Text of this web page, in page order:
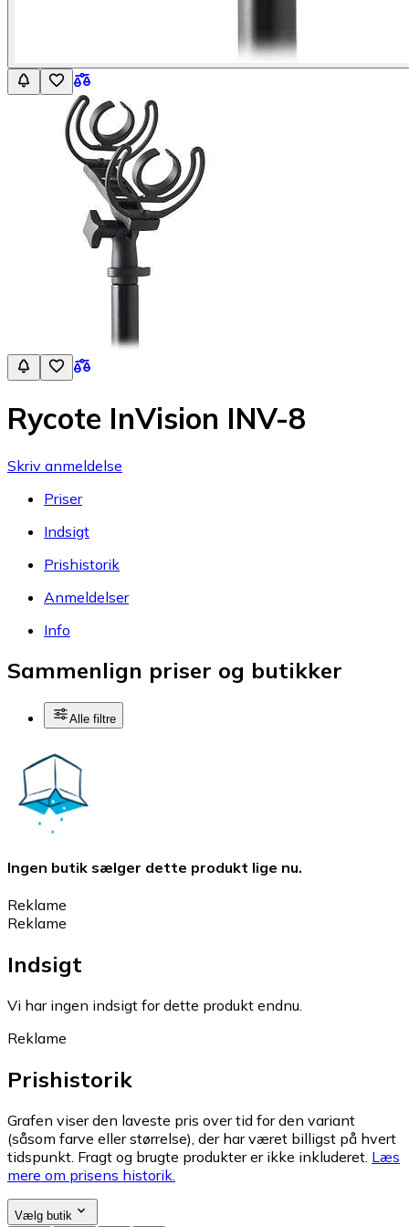
Rycote InVision INV-8
Skriv anmeldelse
Priser
Indsigt
Prishistorik
Anmeldelser
Info
Sammenlign priser og butikker
Alle filtre
Ingen butik sælger dette produkt lige nu.
Reklame
Reklame
Indsigt
Vi har ingen indsigt for dette produkt endnu.
Reklame
Prishistorik
Grafen viser den laveste pris over tid for den variant
(såsom farve eller størrelse), der har været billigst på hvert
tidspunkt. Fragt og brugte produkter er ikke inkluderet. Læs
mere om prisens historik.
Vælg butik